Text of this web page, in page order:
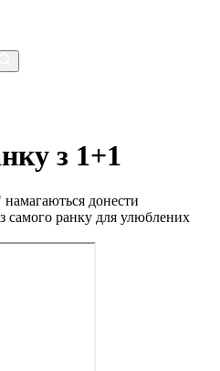
з 1+1
донести
самого ранку для улюблених